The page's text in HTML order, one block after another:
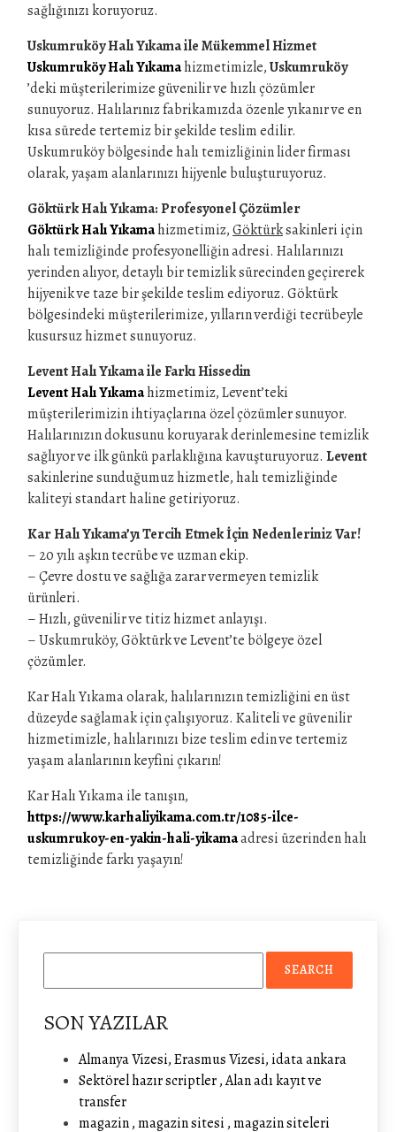
sağlığınızı koruyoruz.
Uskumruköy Halı Yıkama ile Mükemmel Hizmet
Uskumruköy Halı Yıkamahizmetimizle,Uskumruköy
’deki müşterilerimize güvenilir ve hızlı çözümler
sunuyoruz. Halılarınız fabrikamızda özenle yıkanır ve en
kısa sürede tertemiz bir şekilde teslim edilir.
Uskumruköy bölgesinde halı temizliğinin lider firması
olarak, yaşam alanlarınızı hijyenle buluşturuyoruz.
Göktürk Halı Yıkama: Profesyonel Çözümler
Göktürk Halı Yıkamahizmetimiz,Göktürksakinleri için
halı temizliğinde profesyonelliğin adresi. Halılarınızı
yerinden alıyor, detaylı bir temizlik sürecinden geçirerek
hijyenik ve taze bir şekilde teslim ediyoruz. Göktürk
bölgesindeki müşterilerimize, yılların verdiği tecrübeyle
kusursuz hizmet sunuyoruz.
Levent Halı Yıkama ile Farkı Hissedin
Levent Halı Yıkamahizmetimiz, Levent’teki
müşterilerimizin ihtiyaçlarına özel çözümler sunuyor.
Halılarınızın dokusunu koruyarak derinlemesine temizlik
sağlıyor ve ilk günkü parlaklığına kavuşturuyoruz. Levent
sakinlerine sunduğumuz hizmetle, halı temizliğinde
kaliteyi standart haline getiriyoruz.
Kar Halı Yıkama’yı Tercih Etmek İçin Nedenleriniz Var!
– 20 yılı aşkın tecrübe ve uzman ekip.
– Çevre dostu ve sağlığa zarar vermeyen temizlik
ürünleri.
– Hızlı, güvenilir ve titiz hizmet anlayışı.
– Uskumruköy, Göktürk ve Levent’te bölgeye özel
çözümler.
Kar Halı Yıkama olarak, halılarınızın temizliğini en üst
düzeyde sağlamak için çalışıyoruz. Kaliteli ve güvenilir
hizmetimizle, halılarınızı bize teslim edin ve tertemiz
yaşam alanlarının keyfini çıkarın!
Kar Halı Yıkama ile tanışın,
https://www.karhaliyikama.com.tr/1085-ilce-
uskumrukoy-en-yakin-hali-yikamaadresi üzerinden halı
temizliğinde farkı yaşayın!
SON YAZILAR
Almanya Vizesi, Erasmus Vizesi, idata ankara
Sektörel hazır scriptler , Alan adı kayıt ve
transfer
magazin , magazin sitesi , magazin siteleri